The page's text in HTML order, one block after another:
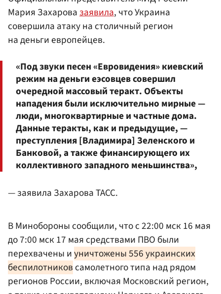
Мария Захаровазаявила, что Украина
совершила атаку на столичный регион
на деньги европейцев.
«Под звуки песен «Евровидения» киевский
режим на деньги еэсовцев совершил
очередной массовый теракт. Объекты
нападения были исключительно мирные —
люди, многоквартирные и частные дома.
Данные теракты, как и предыдущие, —
преступления [Владимира] Зеленского и
Банковой, а также финансирующего их
коллективного западного меньшинства»,
— заявила Захарова ТАСС.
В Минобороны сообщили, что с 22:00 мск 16 мая
до 7:00 мск 17 мая средствами ПВО были
перехвачены иуничтожены 556 украинских
беспилотников самолетного типа над рядом
регионов России, включая Московский регион,